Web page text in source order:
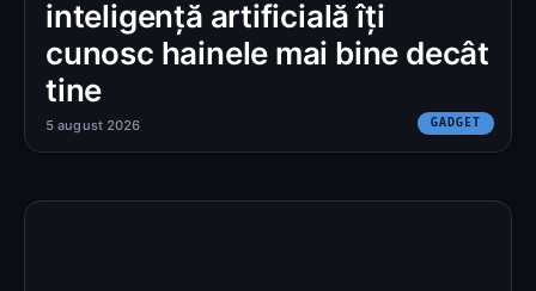
inteligență artificială îți
cunosc hainele mai bine decât
tine
GADGET
5 august 2026